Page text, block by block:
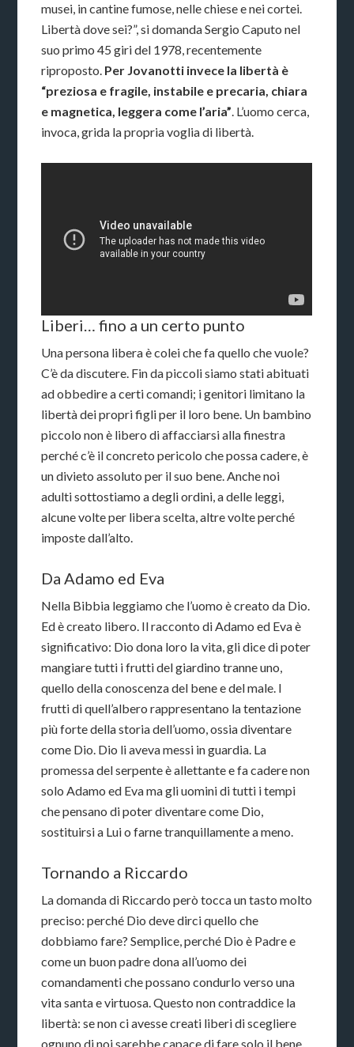
musei, in cantine fumose, nelle chiese e nei cortei.
Libertà dove sei?”, si domanda Sergio Caputo nel
suo primo 45 giri del 1978, recentemente
riproposto. Per Jovanotti invece la libertà è
“preziosa e fragile, instabile e precaria, chiara
e magnetica, leggera come l’aria”. L’uomo cerca,
invoca, grida la propria voglia di libertà.
Liberi… fino a un certo punto
Una persona libera è colei che fa quello che vuole?
C’è da discutere. Fin da piccoli siamo stati abituati
ad obbedire a certi comandi; i genitori limitano la
libertà dei propri figli per il loro bene. Un bambino
piccolo non è libero di affacciarsi alla finestra
perché c’è il concreto pericolo che possa cadere, è
un divieto assoluto per il suo bene. Anche noi
adulti sottostiamo a degli ordini, a delle leggi,
alcune volte per libera scelta, altre volte perché
imposte dall’alto.
Da Adamo ed Eva
Nella Bibbia leggiamo che l’uomo è creato da Dio.
Ed è creato libero. Il racconto di Adamo ed Eva è
significativo: Dio dona loro la vita, gli dice di poter
mangiare tutti i frutti del giardino tranne uno,
quello della conoscenza del bene e del male. I
frutti di quell’albero rappresentano la tentazione
più forte della storia dell’uomo, ossia diventare
come Dio. Dio li aveva messi in guardia. La
promessa del serpente è allettante e fa cadere non
solo Adamo ed Eva ma gli uomini di tutti i tempi
che pensano di poter diventare come Dio,
sostituirsi a Lui o farne tranquillamente a meno.
Tornando a Riccardo
La domanda di Riccardo però tocca un tasto molto
preciso: perché Dio deve dirci quello che
dobbiamo fare? Semplice, perché Dio è Padre e
come un buon padre dona all’uomo dei
comandamenti che possano condurlo verso una
vita santa e virtuosa. Questo non contraddice la
libertà: se non ci avesse creati liberi di scegliere
ognuno di noi sarebbe capace di fare solo il bene,